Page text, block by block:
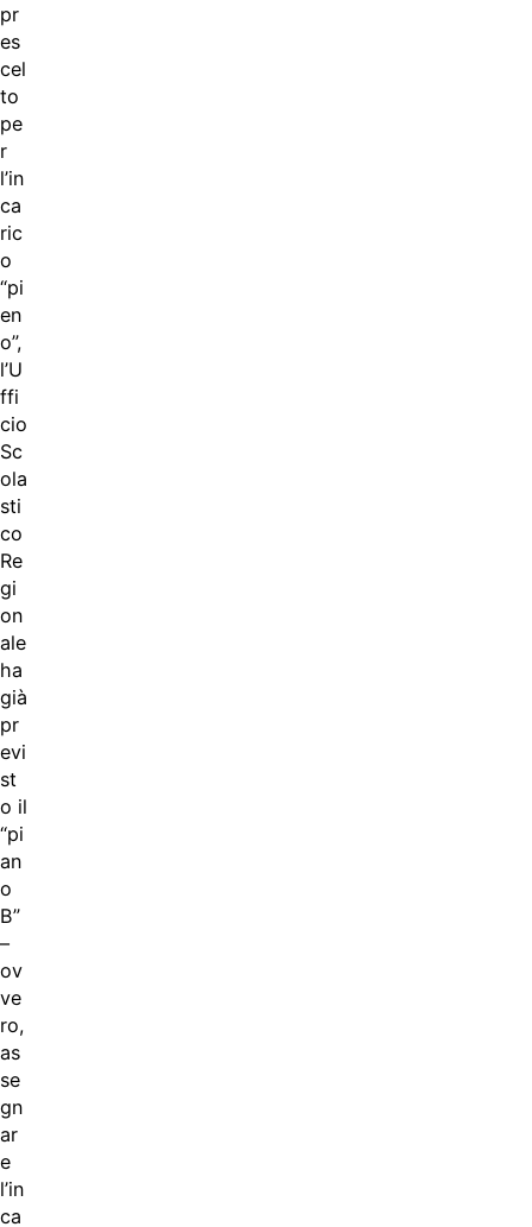
pr
es
cel
to
pe
r
l’in
ca
ric
o
“pi
en
o”,
l’U
ffi
cio
Sc
ola
sti
co
Re
gi
on
ale
ha
già
pr
evi
st
o il
“pi
an
o
B”
–
ov
ve
ro,
as
se
gn
ar
e
l’in
ca